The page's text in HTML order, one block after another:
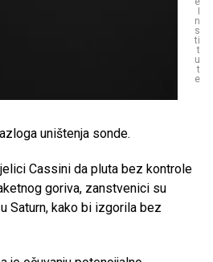
n
s
ti
t
u
t
e
uništenja sonde.
Cassini da pluta bez kontrole
goriva, zanstvenici su
Saturn, kako bi izgorila bez